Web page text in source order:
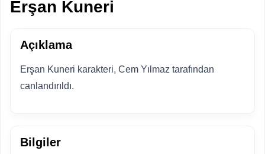
Erşan Kuneri
Açıklama
Erşan Kuneri karakteri, Cem Yılmaz tarafından
canlandırıldı.
Bilgiler